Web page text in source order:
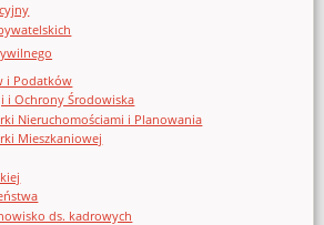
i Podatków
i Ochrony Środowiska
Nieruchomościami i Planowania
Mieszkaniowej
ds. kadrowych